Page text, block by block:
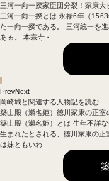
三河一向一揆家臣団分裂！家康大
三河一向一揆とは 永禄6年（
た一向一揆である。 三河統一を
ある。 本宗寺・
PrevNext
岡崎城と関連する人物記を読む
築山殿（瀬名姫） 徳川家康の正室
築山殿（瀬名姫）とは 生年不詳
生まれたとされる、徳川家康の
は妹ともいわ